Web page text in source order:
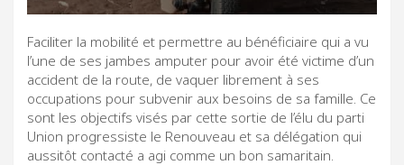
Faciliter la mobilité et permettre au bénéficiaire qui a vu
l’une de ses jambes amputer pour avoir été victime d’un
accident de la route, de vaquer librement à ses
occupations pour subvenir aux besoins de sa famille. Ce
sont les objectifs visés par cette sortie de l’élu du parti
Union progressiste le Renouveau et sa délégation qui
aussitôt contacté a agi comme un bon samaritain.